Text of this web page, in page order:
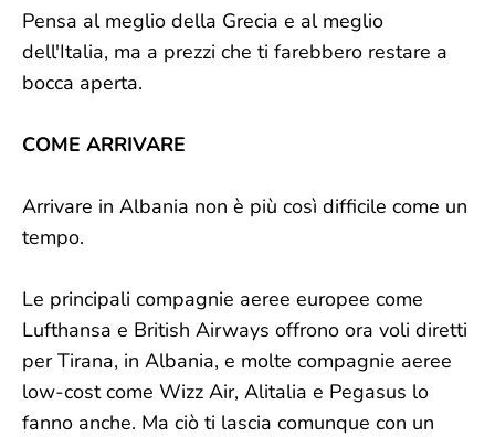
Pensa al meglio della Grecia e al meglio
dell'Italia, ma a prezzi che ti farebbero restare a
bocca aperta.
COME ARRIVARE
Arrivare in Albania non è più così difficile come un
tempo.
Le principali compagnie aeree europee come
Lufthansa e British Airways offrono ora voli diretti
per Tirana, in Albania, e molte compagnie aeree
low-cost come Wizz Air, Alitalia e Pegasus lo
fanno anche. Ma ciò ti lascia comunque con un